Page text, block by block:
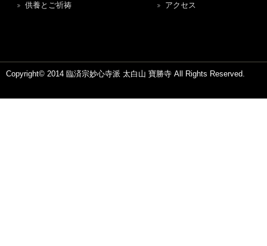
供養とご祈祷
アクセス
Copyright© 2014 臨済宗妙心寺派 太白山 寶勝寺 All Rights Reserved.